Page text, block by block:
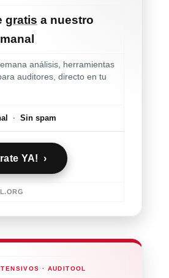
gratis a nuestro
análisis, herramientas
auditores, directo en tu
· Sin spam
YA! ›
· AUDITOOL